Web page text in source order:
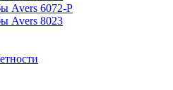
Avers 6072-P
Avers 8023